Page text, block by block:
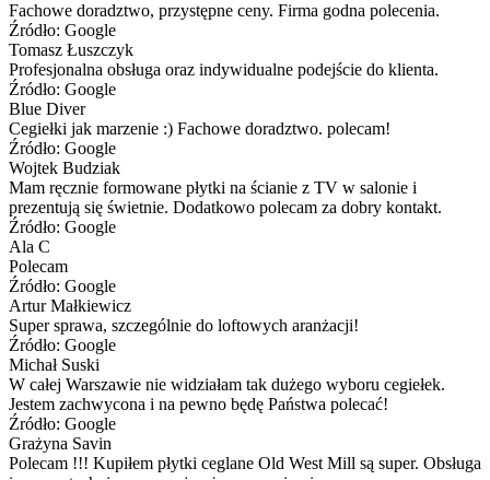
Fachowe doradztwo, przystępne ceny. Firma godna polecenia.
Źródło: Google
Tomasz Łuszczyk
Profesjonalna obsługa oraz indywidualne podejście do klienta.
Źródło: Google
Blue Diver
Cegiełki jak marzenie :) Fachowe doradztwo. polecam!
Źródło: Google
Wojtek Budziak
Mam ręcznie formowane płytki na ścianie z TV w salonie i
prezentują się świetnie. Dodatkowo polecam za dobry kontakt.
Źródło: Google
Ala C
Polecam
Źródło: Google
Artur Małkiewicz
Super sprawa, szczególnie do loftowych aranżacji!
Źródło: Google
Michał Suski
W całej Warszawie nie widziałam tak dużego wyboru cegiełek.
Jestem zachwycona i na pewno będę Państwa polecać!
Źródło: Google
Grażyna Savin
Polecam !!! Kupiłem płytki ceglane Old West Mill są super. Obsługa